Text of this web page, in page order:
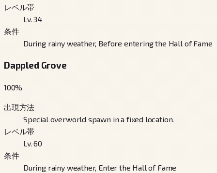
レベル帯
Lv. 34
条件
During rainy weather, Before entering the Hall of Fame
Dappled Grove
100%
出現方法
Special overworld spawn in a fixed location.
レベル帯
Lv. 60
条件
During rainy weather, Enter the Hall of Fame